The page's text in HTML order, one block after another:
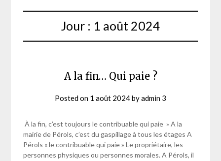
Jour : 1 août 2024
A la fin… Qui paie ?
Posted on 1 août 2024byadmin 3
À la fin, c’est toujours le contribuable qui paie » A la
mairie de Pérols, c’est du gaspillage à tous les étages A
Pérols « le contribuable qui paie » Le propriétaire, les
personnes physiques ou personnes morales. A Pérols, il